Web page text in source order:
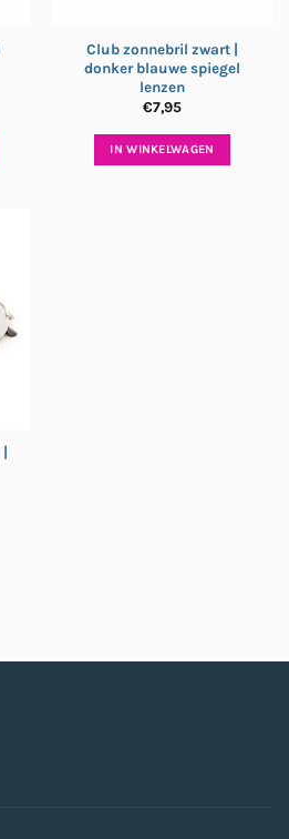
Club zonnebril zwart |
donker blauwe spiegel
lenzen
€7,95
IN WINKELWAGEN